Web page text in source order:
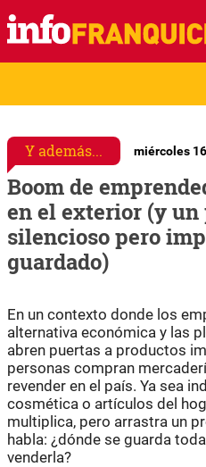
Y además... miércoles
Boom de
en el exterior (y un
silencioso pero
guardado)
En un contexto donde los
alternativa económica y las
abren puertas a productos
personas compran
revender en el país. Ya sea
cosmética o artículos del
multiplica, pero arrastra un
habla: ¿dónde se guarda
venderla?